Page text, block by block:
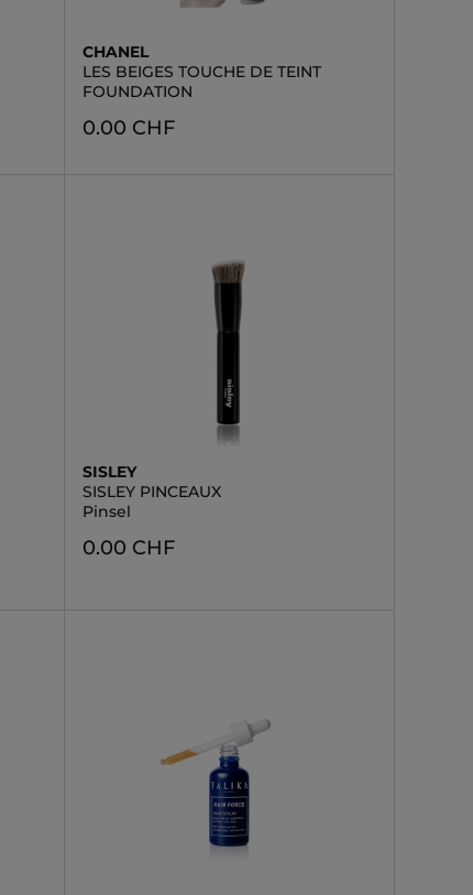
CHANEL
LES BEIGES TOUCHE DE TEINT
FOUNDATION
0.00 CHF
SISLEY
SISLEY PINCEAUX
Pinsel
0.00 CHF